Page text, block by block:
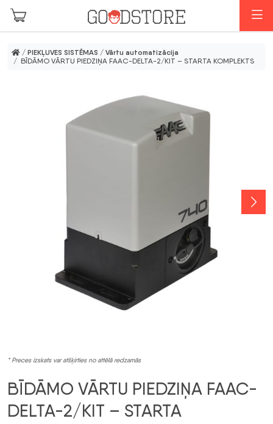
Skip to main content
/ PIEKĻUVES SISTĒMAS / Vārtu automatizācija
/ BĪDĀMO VĀRTU PIEDZIŅA FAAC-DELTA-2/KIT – STARTA KOMPLEKTS
* Preces izskats var atšķirties no attēlā redzamās
BĪDĀMO VĀRTU PIEDZIŅA FAAC-
DELTA-2/KIT – STARTA